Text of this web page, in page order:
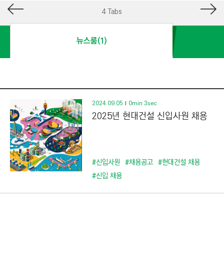
I
N
O
N
S
T
R
U
C
4 Tabs
뉴스룸(1)
2024.09.05 0min 3sec
2025년 현대건설 신입사원 채용
#신입사원 #채용공고 #현대건설 채용
#신입 채용